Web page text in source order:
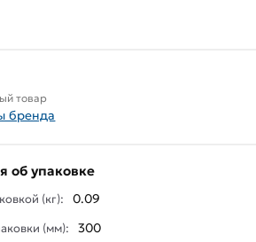
товар
бренда
об упаковке
(кг): 0.09
(мм): 300